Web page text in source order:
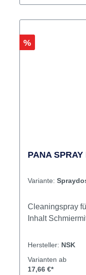
Rabatt
%
PANA
Variante:
Cleaningspray
Inhalt
Hersteller: NSK
Varianten ab
17,66 €*